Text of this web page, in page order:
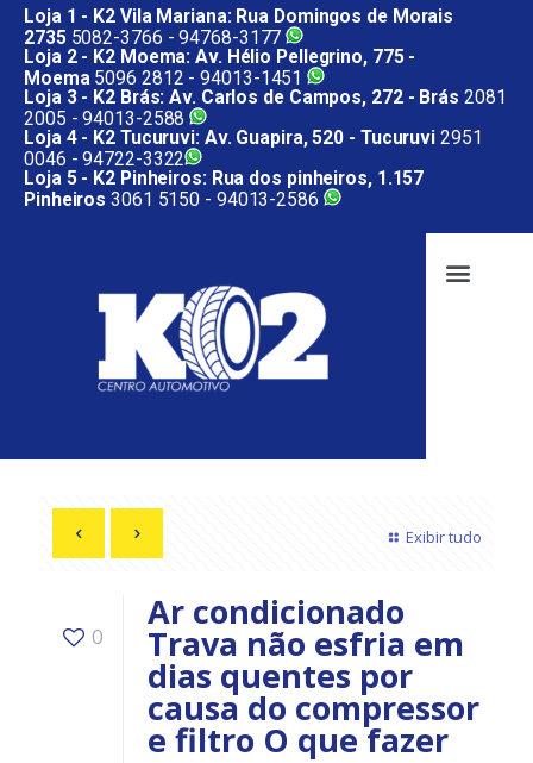
Loja 1 - K2 Vila Mariana: Rua Domingos de Morais
27355082-3766 -94768-3177
Loja 2 - K2 Moema: Av. Hélio Pellegrino, 775 -
Moema5096 2812 -94013-1451
Loja 3 - K2 Brás: Av. Carlos de Campos, 272 - Brás 2081
2005 -94013-2588
Loja 4 - K2 Tucuruvi: Av. Guapira, 520 - Tucuruvi 2951
0046 -94722-3322
Loja 5 - K2 Pinheiros: Rua dos pinheiros, 1.157
Pinheiros 3061 5150 - 94013-2586
Exibir tudo
0
Ar condicionado
Trava não esfria em
dias quentes por
causa do compressor
e filtro O que fazer